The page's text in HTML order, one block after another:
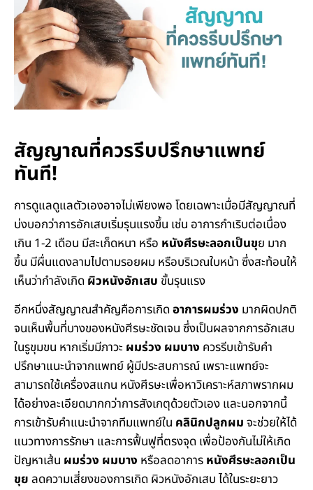
สัญญาณที่ควรรีบปรึกษาแพทย์
ทันที!
การดูแลดูแลตัวเองอาจไม่เพียงพอ โดยเฉพาะเมื่อมีสัญญาณที่
บ่งบอกว่าการอักเสบเริ่มรุนแรงขึ้น เช่น อาการกำเริบต่อเนื่อง
เกิน 1-2 เดือน มีสะเก็ดหนา หรือ หนังศีรษะลอกเป็นขุย มาก
ขึ้น มีผื่นแดงลามไปตามรอยผม หรือบริเวณใบหน้า ซึ่งสะท้อนให้
เห็นว่ากำลังเกิดผิวหนังอักเสบ ขั้นรุนแรง
อีกหนึ่งสัญญาณสำคัญคือการเกิดอาการผมร่วง มากผิดปกติ
จนเห็นพื้นที่บางของหนังศีรษะชัดเจน ซึ่งเป็นผลจากการอักเสบ
ในรูขุมขน หากเริ่มมีภาวะ ผมร่วง ผมบาง ควรรีบเข้ารับคำ
ปรึกษาแนะนำจากแพทย์ ผู้มีประสบการณ์ เพราะแพทย์จะ
สามารถใช้เครื่องสแกน หนังศีรษะเพื่อหาวิเคราะห์สภาพรากผม
ได้อย่างละเอียดมากกว่าการสังเกตุด้วยตัวเอง และนอกจากนี้
การเข้ารับคำแนะนำจากทีมแพทย์ใน คลินิกปลูกผมจะช่วยให้ได้
แนวทางการรักษา และการฟื้นฟูที่ตรงจุด เพื่อป้องกันไม่ให้เกิด
ปัญหาเส้น ผมร่วง ผมบาง หรือลดอาการหนังศีรษะลอกเป็น
ขุยลดความเสี่ยงของการเกิด ผิวหนังอักเสบ ได้ในระยะยาว